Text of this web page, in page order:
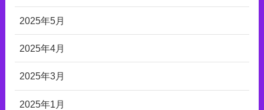
2025年5月
2025年4月
2025年3月
2025年1月